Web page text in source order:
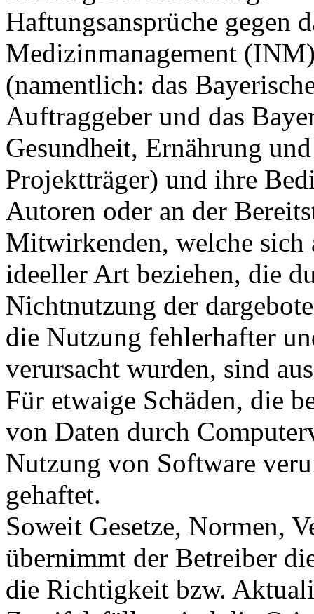
Haftungsansprüche
Medizinmanagement
(namentlich: das
Auftraggeber und das
Gesundheit, Ernährung
Projektträger) und ihre
Autoren oder an der
Mitwirkenden, welche sich
ideeller Art beziehen, die
Nichtnutzung der
die Nutzung fehlerhafter
verursacht wurden, sind
Für etwaige Schäden, die
von Daten durch
Nutzung von Software
gehaftet.
Soweit Gesetze, Normen,
übernimmt der Betreiber
die Richtigkeit bzw.